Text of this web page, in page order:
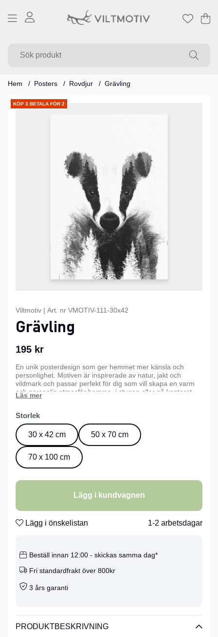
.
Hem Posters Rovdjur Grävling
KÖP 3 BETALA FÖR 2
Produktbilder
Viltmotiv | Art. nr VMOTIV-111-30x42
Grävling
195 kr
En unik posterdesign som ger hemmet mer känsla och
personlighet. Motiven är inspirerade av natur, jakt och
vildmark och passar perfekt för dig som vill skapa en varm
och personlig atmosfär hemma, i stugan eller på kontoret.
Kommer i tre olika storlekar.
Storlek
30 x 42 cm 50 x 70 cm
70 x 100 cm
Lägg i kundvagnen
Lägg i önskelistan 1-2 arbetsdagar
Beställ innan 12:00 - skickas samma dag*
Fri standardfrakt över 800kr
3 års garanti
PRODUKTBESKRIVNING